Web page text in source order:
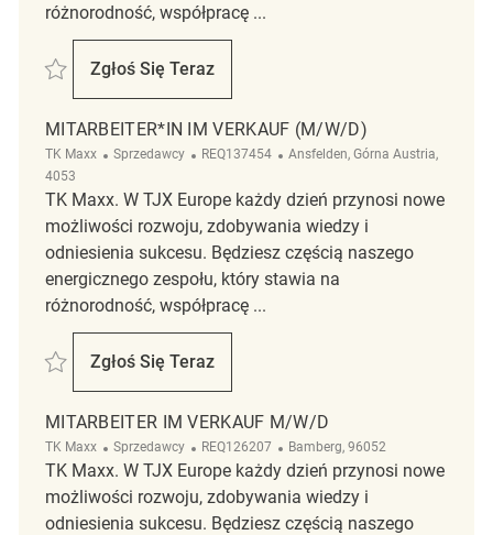
różnorodność, współpracę ...
Zapisać Mitarbeiter im Verkauf M/W/D REQ111636
Zgłoś Się Teraz
Mitarbeiter Im Verkauf M/W/D
MITARBEITER*IN IM VERKAUF (M/W/D)
TK Maxx Kategoria
Sprzedawcy ReqId
REQ137454 Lokalizacja
Ansfelden, Górna Austria,
4053
TK Maxx. W TJX Europe każdy dzień przynosi nowe
możliwości rozwoju, zdobywania wiedzy i
odniesienia sukcesu. Będziesz częścią naszego
energicznego zespołu, który stawia na
różnorodność, współpracę ...
Zapisać Mitarbeiter*in im Verkauf (m/w/d) REQ137454
Zgłoś Się Teraz
Mitarbeiter*in Im Verkauf (m/w/d)
MITARBEITER IM VERKAUF M/W/D
TK Maxx Kategoria
Sprzedawcy ReqId
REQ126207 Lokalizacja
Bamberg, 96052
TK Maxx. W TJX Europe każdy dzień przynosi nowe
możliwości rozwoju, zdobywania wiedzy i
odniesienia sukcesu. Będziesz częścią naszego